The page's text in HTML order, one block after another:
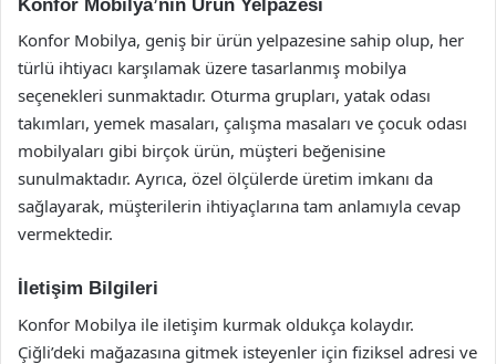
Konfor Mobilya’nın Ürün Yelpazesi
Konfor Mobilya, geniş bir ürün yelpazesine sahip olup, her
türlü ihtiyacı karşılamak üzere tasarlanmış mobilya
seçenekleri sunmaktadır. Oturma grupları, yatak odası
takımları, yemek masaları, çalışma masaları ve çocuk odası
mobilyaları gibi birçok ürün, müşteri beğenisine
sunulmaktadır. Ayrıca, özel ölçülerde üretim imkanı da
sağlayarak, müşterilerin ihtiyaçlarına tam anlamıyla cevap
vermektedir.
İletişim Bilgileri
Konfor Mobilya ile iletişim kurmak oldukça kolaydır.
Çiğli’deki mağazasına gitmek isteyenler için fiziksel adresi ve